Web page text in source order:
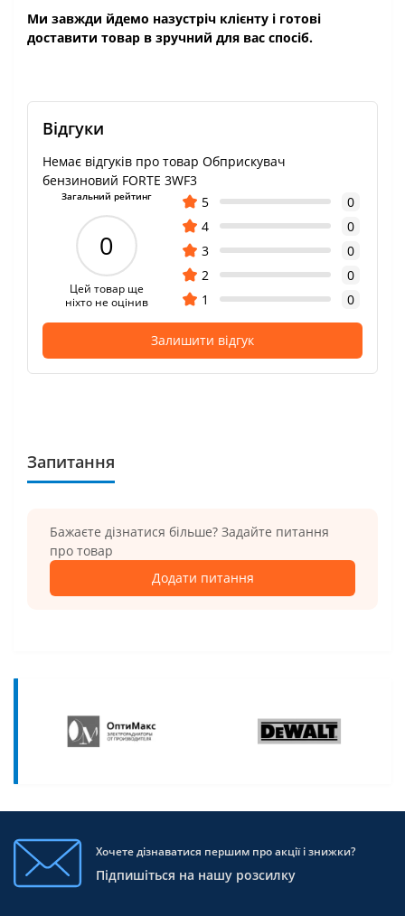
Ми завжди йдемо назустріч клієнту і готові
доставити товар в зручний для вас спосіб.
Відгуки
Немає відгуків про товар Обприскувач
бензиновий FORTE 3WF3
Загальний рейтинг
0
Цей товар ще
ніхто не оцінив
5
0
4
0
3
0
2
0
1
0
Залишити відгук
Запитання
Бажаєте дізнатися більше? Задайте питання
про товар
Додати питання
Хочете дізнаватися першим про акції і знижки?
Підпишіться на нашу розсилку